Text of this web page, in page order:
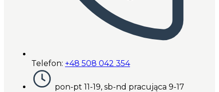
Telefon: +48 508 042 354
pon-pt 11-19, sb-nd pracująca 9-17